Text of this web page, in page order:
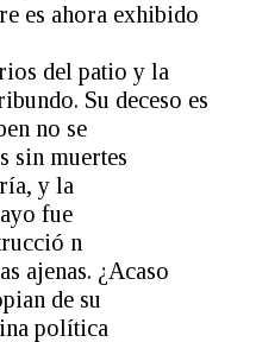
es ahora exhibido
del patio y la
Su deceso es
no se
sin muertes
y la
fue
n
ajenas. ¿Acaso
de su
política